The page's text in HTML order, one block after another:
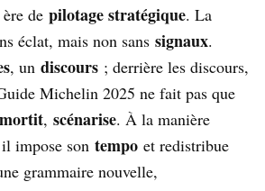
de pilotage stratégique. La
éclat, mais non sans signaux.
, un discours ; derrière les discours,
Michelin 2025 ne fait pas que
, scénarise. À la manière
impose son tempo et redistribue
grammaire nouvelle,